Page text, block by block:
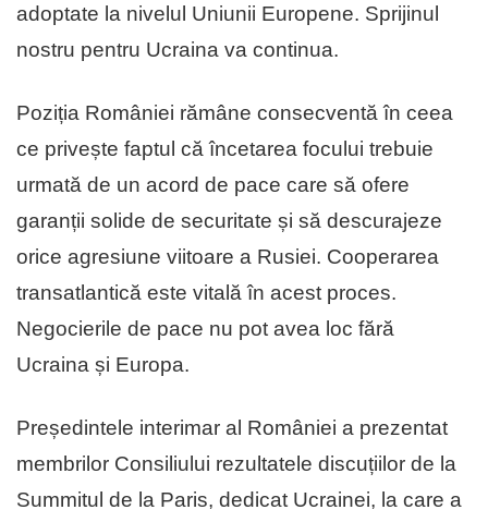
adoptate la nivelul Uniunii Europene. Sprijinul
nostru pentru Ucraina va continua.
Poziția României rămâne consecventă în ceea
ce privește faptul că încetarea focului trebuie
urmată de un acord de pace care să ofere
garanții solide de securitate și să descurajeze
orice agresiune viitoare a Rusiei. Cooperarea
transatlantică este vitală în acest proces.
Negocierile de pace nu pot avea loc fără
Ucraina și Europa.
Președintele interimar al României a prezentat
membrilor Consiliului rezultatele discuțiilor de la
Summitul de la Paris, dedicat Ucrainei, la care a